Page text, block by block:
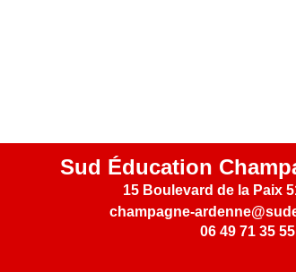
Sud Éducation
15 Boulevard de la Paix
champagne-
06 49 71 35 55